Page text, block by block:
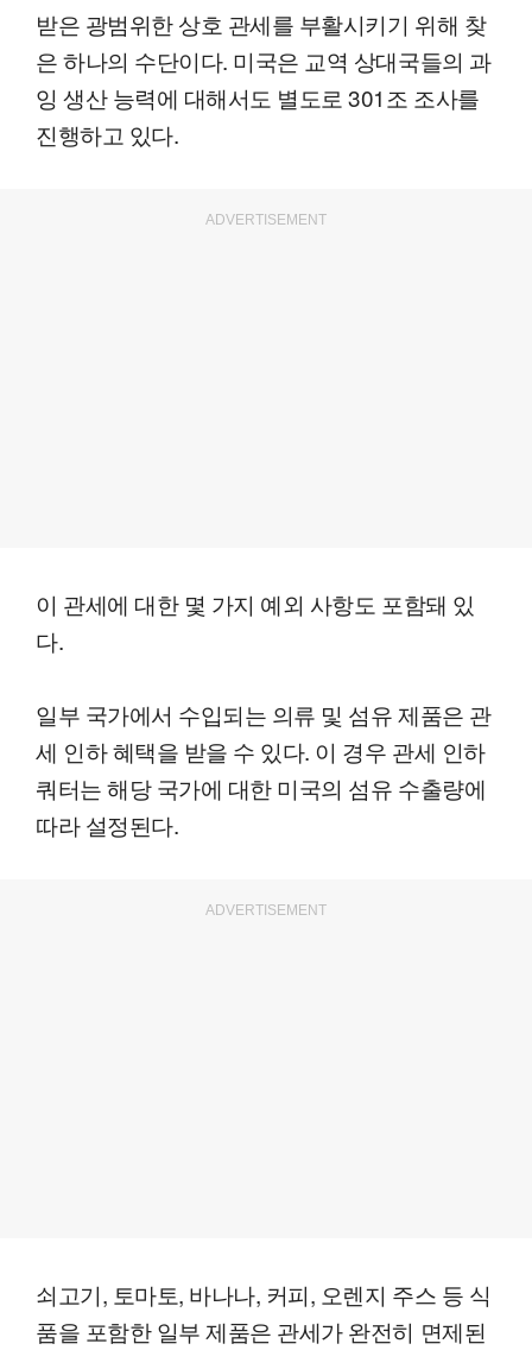
받은 광범위한 상호 관세를 부활시키기 위해 찾
은 하나의 수단이다. 미국은 교역 상대국들의 과
잉 생산 능력에 대해서도 별도로 301조 조사를
진행하고 있다.
ADVERTISEMENT
이 관세에 대한 몇 가지 예외 사항도 포함돼 있
다.
일부 국가에서 수입되는 의류 및 섬유 제품은 관
세 인하 혜택을 받을 수 있다. 이 경우 관세 인하
쿼터는 해당 국가에 대한 미국의 섬유 수출량에
따라 설정된다.
ADVERTISEMENT
쇠고기, 토마토, 바나나, 커피, 오렌지 주스 등 식
품을 포함한 일부 제품은 관세가 완전히 면제된